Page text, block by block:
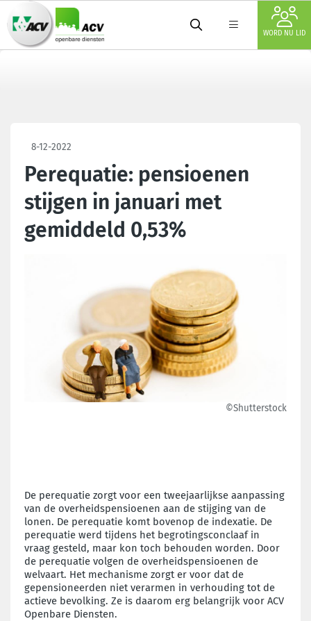
WORD NU LID
8-12-2022
Perequatie: pensioenen
stijgen in januari met
gemiddeld 0,53%
©Shutterstock
De perequatie zorgt voor een tweejaarlijkse aanpassing
van de overheidspensioenen aan de stijging van de
lonen. De perequatie komt bovenop de indexatie. De
perequatie werd tijdens het begrotingsconclaaf in
vraag gesteld, maar kon toch behouden worden. Door
de perequatie volgen de overheidspensioenen de
welvaart. Het mechanisme zorgt er voor dat de
gepensioneerden niet verarmen in verhouding tot de
actieve bevolking. Ze is daarom erg belangrijk voor ACV
Openbare Diensten.